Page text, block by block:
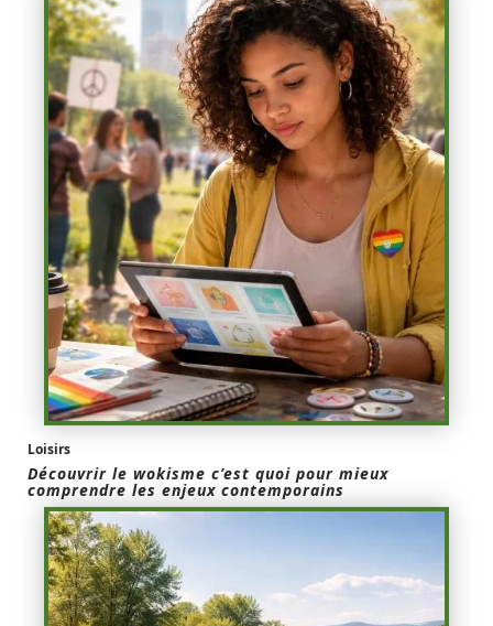
Loisirs
Découvrir le wokisme c’est quoi pour mieux
comprendre les enjeux contemporains